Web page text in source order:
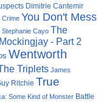
Dimitrie Cantemir
Crime You Don't Mess
Stephanie Cayo The
- Part 2
Wentworth
Triplets James
Ritchie True
Some Kind of Monster Battle